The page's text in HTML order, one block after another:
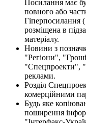
Посилання має
повного або
Гіперпосилання
розміщена в
матеріалу.
Новини з
"Регіони",
"Спецпроекти",
реклами.
Розділ
комерційними
Будь яке
поширення